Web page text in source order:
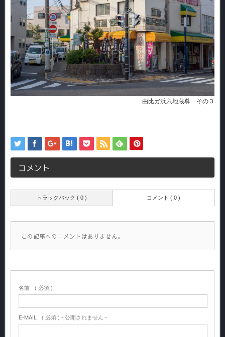
由比ガ浜六地蔵尊 その３
コメント
トラックバック ( 0 ) コメント ( 0 )
この記事へのコメントはありません。
名前 ( 必須 )
E-MAIL ( 必須 ) - 公開されません -